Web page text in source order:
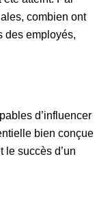
combien ont
des employés,
d’influencer
bien conçue
succès d’un